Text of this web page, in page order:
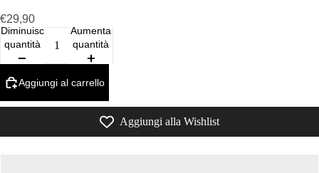
€29,90
Diminuisci
quantità
Aumenta
quantità
Aggiungi al carrello
Aggiungi alla Wishlist